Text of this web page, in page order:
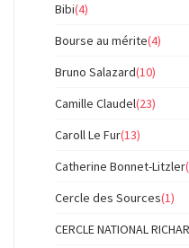
Bibi(4)
Bourse au mérite(4)
Bruno Salazard(10)
Camille Claudel(23)
Caroll Le Fur(13)
Catherine Bonnet-Litzler
Cercle des Sources(1)
CERCLE NATIONAL